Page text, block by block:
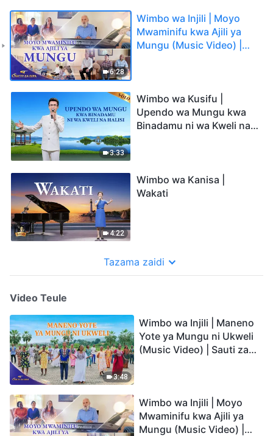
6:28
Wimbo wa Injili | Moyo
Mwaminifu kwa Ajili ya
Mungu (Music Video) |
3:33
Wimbo wa Kusifu |
Upendo wa Mungu kwa
Binadamu ni wa Kweli na
4:22
Wimbo wa Kanisa |
Wakati
Tazama zaidi
Video Teule
3:48
Wimbo wa Injili | Maneno
Yote ya Mungu ni Ukweli
(Music Video) | Sauti za
Wimbo wa Injili | Moyo
Mwaminifu kwa Ajili ya
Mungu (Music Video) |